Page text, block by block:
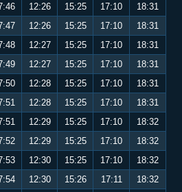
12:26 15:25 17:10
18:31
12:26 15:25 17:10
18:31
12:27 15:25 17:10
18:31
12:27 15:25 17:10
18:31
12:28 15:25 17:10
18:31
12:28 15:25 17:10
18:31
12:29 15:25 17:10
18:32
12:29 15:25 17:10
18:32
12:30 15:25 17:10
18:32
12:30 15:26 17:11
18:32